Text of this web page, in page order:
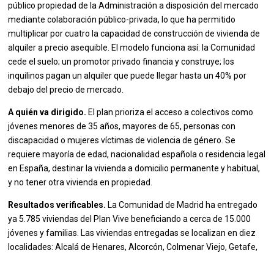
público propiedad de la Administración a disposición del mercado
mediante colaboración público-privada, lo que ha permitido
multiplicar por cuatro la capacidad de construcción de vivienda de
alquiler a precio asequible. El modelo funciona así: la Comunidad
cede el suelo; un promotor privado financia y construye; los
inquilinos pagan un alquiler que puede llegar hasta un 40% por
debajo del precio de mercado.
A quién va dirigido. El plan prioriza el acceso a colectivos como
jóvenes menores de 35 años, mayores de 65, personas con
discapacidad o mujeres víctimas de violencia de género. Se
requiere mayoría de edad, nacionalidad española o residencia legal
en España, destinar la vivienda a domicilio permanente y habitual,
y no tener otra vivienda en propiedad.
Resultados verificables. La Comunidad de Madrid ha entregado
ya 5.785 viviendas del Plan Vive beneficiando a cerca de 15.000
jóvenes y familias. Las viviendas entregadas se localizan en diez
localidades: Alcalá de Henares, Alcorcón, Colmenar Viejo, Getafe,